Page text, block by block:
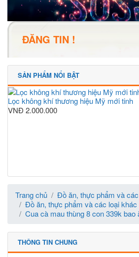
ĐĂNG TIN !
SẢN PHẨM NỔI BẬT
Lọc không khí thương hiệu Mỹ mới tinh
VNĐ 2.000.000
Trang chủ
Đồ ăn, thực phẩm và
Đồ ăn, thực phẩm và các loại khác
Cua cà mau thùng 8 con 339k bao
THÔNG TIN CHUNG